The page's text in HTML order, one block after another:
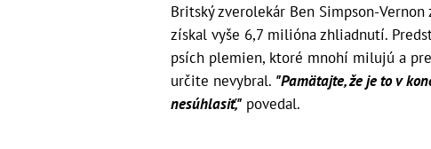
Britský zverolekár Ben Simpson-
získal vyše 6,7 milióna zhliadnutí.
psích plemien, ktoré mnohí milujú a
určite nevybral. "Pamätajte, že je to v
nesúhlasiť," povedal.